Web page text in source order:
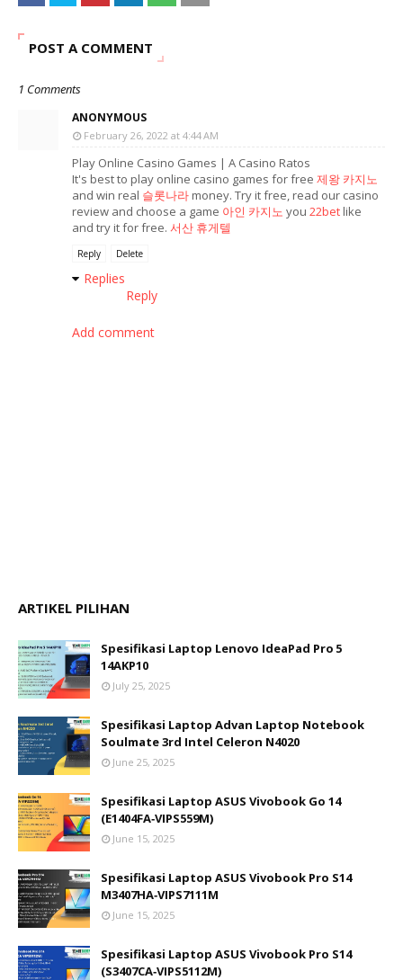
POST A COMMENT
1 Comments
ANONYMOUS
February 26, 2022 at 4:44 AM
Play Online Casino Games | A Casino Ratos
It's best to play online casino games for free 제왕 카지노
and win real 슬롯나라 money. Try it free, read our casino
review and choose a game 아인 카지노 you 22bet like
and try it for free. 서산 휴게텔
Reply Delete
Replies
Reply
Add comment
ARTIKEL PILIHAN
Spesifikasi Laptop Lenovo IdeaPad Pro 5
14AKP10
July 25, 2025
Spesifikasi Laptop Advan Laptop Notebook
Soulmate 3rd Intel Celeron N4020
June 25, 2025
Spesifikasi Laptop ASUS Vivobook Go 14
(E1404FA‑VIPS559M)
June 15, 2025
Spesifikasi Laptop ASUS Vivobook Pro S14
M3407HA‑VIPS7111M
June 15, 2025
Spesifikasi Laptop ASUS Vivobook Pro S14
(S3407CA‑VIPS5112M)